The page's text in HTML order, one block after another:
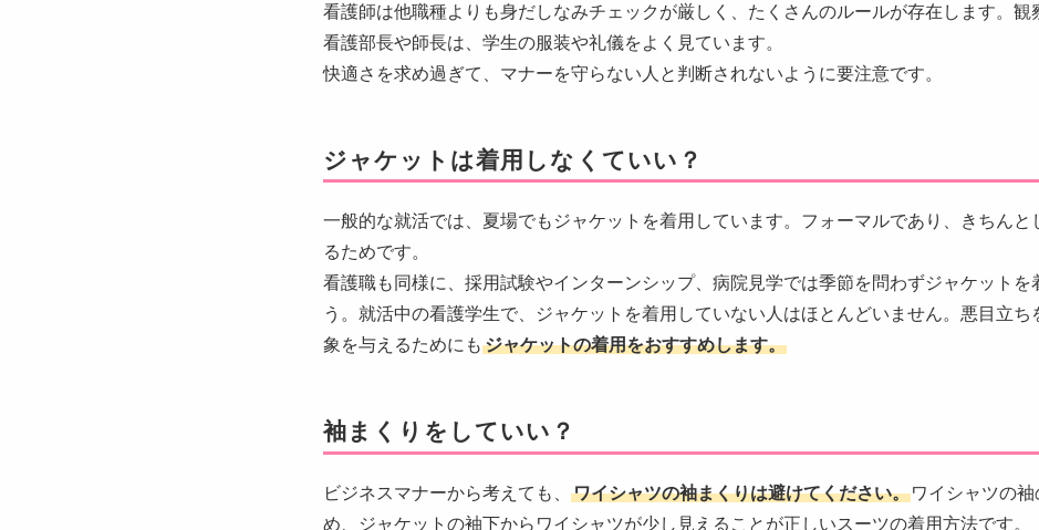
看護師は他職種よりも身だしなみチェックが厳しく、たくさんのルールが存在します。観
看護部長や師長は、学生の服装や礼儀をよく見ています。
快適さを求め過ぎて、マナーを守らない人と判断されないように要注意です。
ジャケットは着用しなくていい？
一般的な就活では、夏場でもジャケットを着用しています。フォーマルであり、きちんと
るためです。
看護職も同様に、採用試験やインターンシップ、病院見学では季節を問わずジャケットを
う。就活中の看護学生で、ジャケットを着用していない人はほとんどいません。悪目立ち
象を与えるためにも ジャケットの着用をおすすめします。
袖まくりをしていい？
ビジネスマナーから考えても、 ワイシャツの袖まくりは避けてください。 ワイシャツの
め、ジャケットの袖下からワイシャツが少し見えることが正しいスーツの着用方法です。